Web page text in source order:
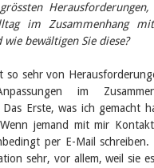
im Zusammenhang
wie bewältigen Sie diese?
so sehr von
im
Erste, was ich gemacht
jemand mit mir
per E-Mail
sehr, vor allem, weil sie